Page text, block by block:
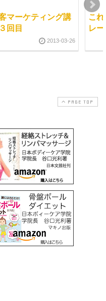
マーケティング講
回目
2013-03-26
こ
レ
PAGE TOP